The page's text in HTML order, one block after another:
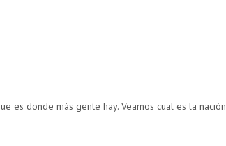
es donde más gente hay. Veamos cual es la nación